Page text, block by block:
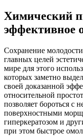
Химический
эффективное
Сохранение
главных целей
мире для этого
которых заметно
своей доказанной
относительной
позволяет бороться с
поверхностными
гиперкератозом и
при этом быстрое